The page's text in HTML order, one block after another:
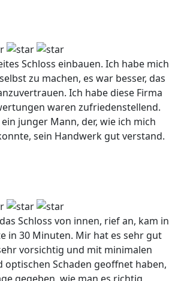
Schloss einbauen. Ich habe mich
zu machen, es war besser, das
Ich habe diese Firma
waren zufriedenstellend.
junger Mann, der, wie ich mich
sein Handwerk gut verstand.
Schloss von innen, rief an, kam in
in 30 Minuten. Mir hat es sehr gut
vorsichtig und mit minimalen
optischen Schaden geoffnet haben,